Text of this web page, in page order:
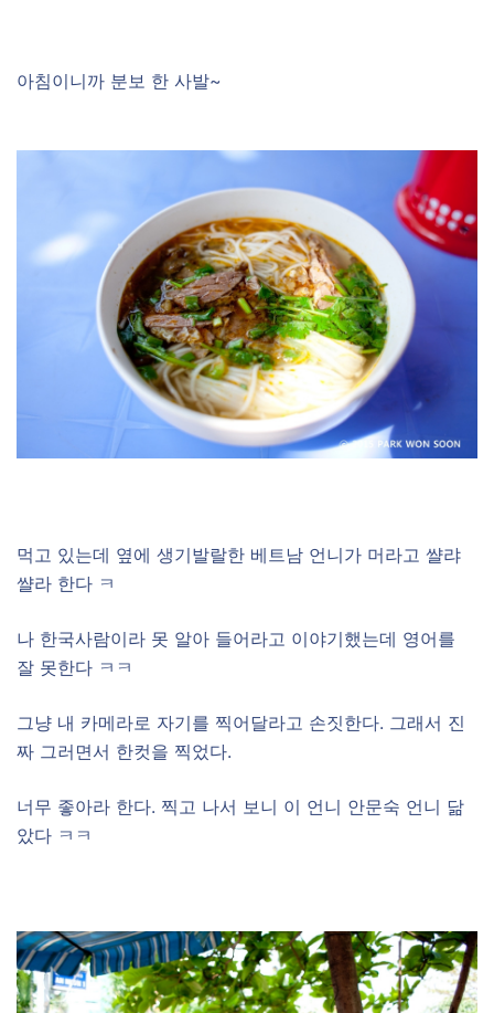
아침이니까 분보 한 사발~
먹고 있는데 옆에 생기발랄한 베트남 언니가 머라고 쌸랴
쌸라 한다 ㅋ
나 한국사람이라 못 알아 들어라고 이야기했는데 영어를
잘 못한다 ㅋㅋ
그냥 내 카메라로 자기를 찍어달라고 손짓한다. 그래서 진
짜 그러면서 한컷을 찍었다.
너무 좋아라 한다. 찍고 나서 보니 이 언니 안문숙 언니 닮
았다 ㅋㅋ